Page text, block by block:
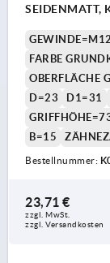
SEIDENMATT,
GEWINDE=M12
FARBE
OBERFLÄCHE
D=23
D1=31
B=15
Bestellnummer:
23,71 €
zzgl. MwSt.
zzgl. Versandkosten